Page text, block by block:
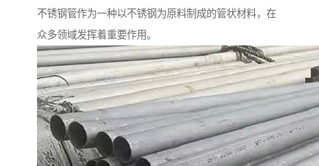
不锈钢管作为一种以不锈钢为原料制成的管状材料，在
众多领域发挥着重要作用。